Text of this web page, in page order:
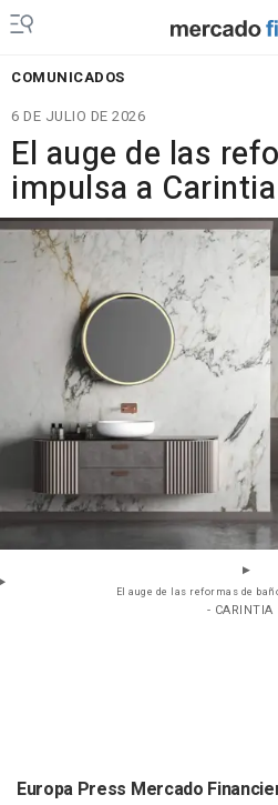
COMUNICADOS
6 DE JULIO DE 2026
El auge de las
impulsa a Carintia
El auge de las reformas de
- CARINTIA
Europa Press Mercado